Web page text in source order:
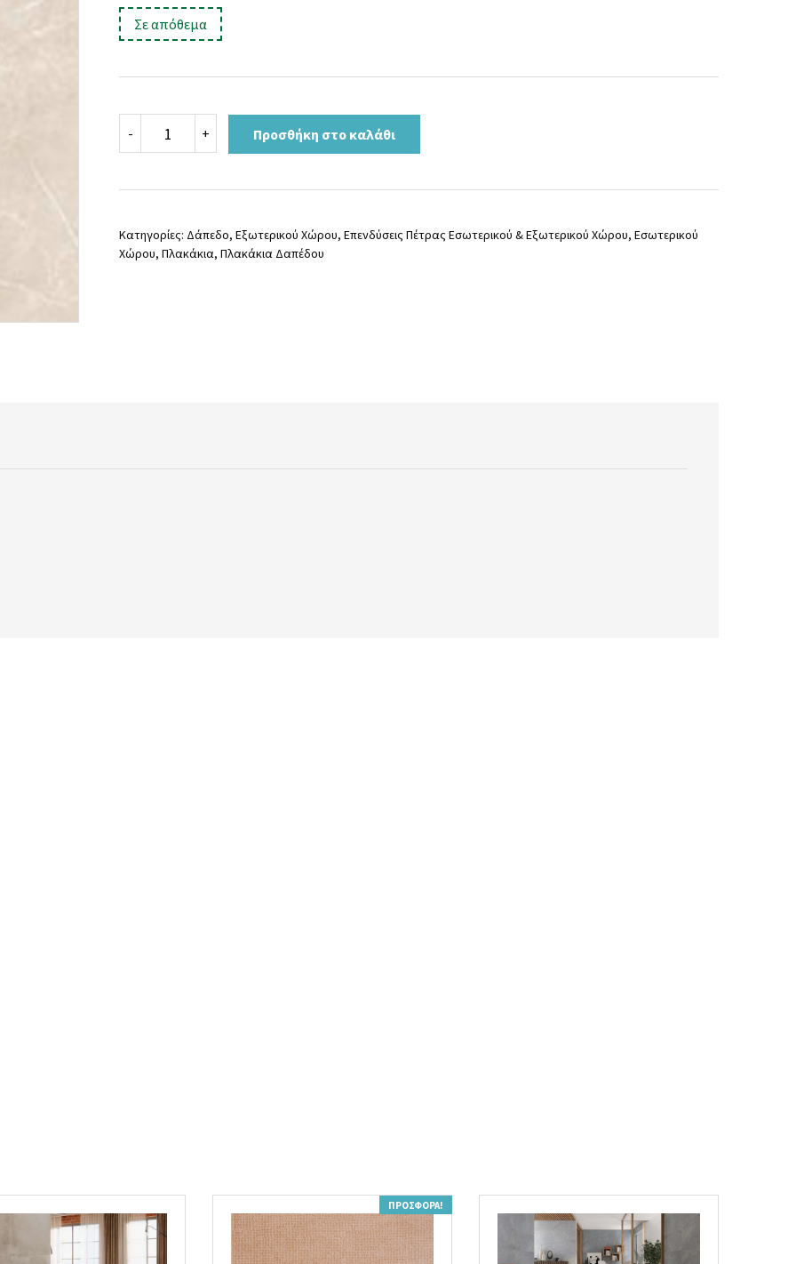
price
was:
35,00 €.είναι:
Σε απόθεμα
-
GREY
120x120
+ Προσθήκη στο καλάθι
Κατηγορίες: Δάπεδο, Εξωτερικού Χώρου, Επενδύσεις Πέτρας Εσωτερικού & Εξωτερικού Χώρου, Εσωτερικού
Χώρου, Πλακάκια, Πλακάκια Δαπέδου
ΠΡΟΣΦΟΡΆ!